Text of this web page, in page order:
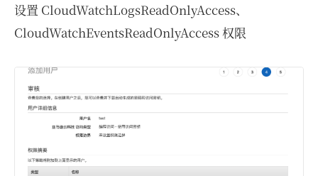
设置 CloudWatchLogsReadOnlyAccess、
CloudWatchEventsReadOnlyAccess 权限